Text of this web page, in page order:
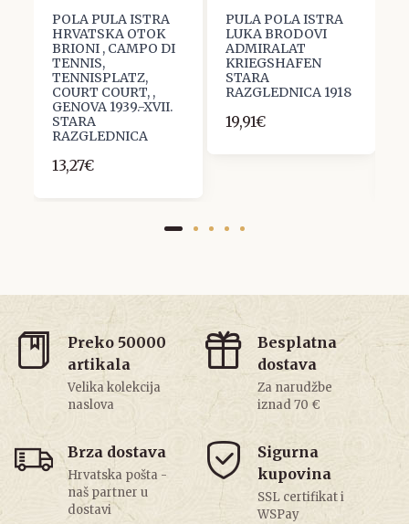
POLA PULA ISTRA
HRVATSKA OTOK
BRIONI , CAMPO DI
TENNIS,
TENNISPLATZ,
COURT COURT, ,
GENOVA 1939.-XVII.
STARA
RAZGLEDNICA
13,27€
PULA POLA ISTRA
LUKA BRODOVI
ADMIRALAT
KRIEGSHAFEN
STARA
RAZGLEDNICA 1918
19,91€
Preko 50000
artikala
Velika kolekcija
naslova
Besplatna
dostava
Za narudžbe
iznad 70 €
Brza dostava
Hrvatska pošta -
naš partner u
dostavi
Sigurna
kupovina
SSL certifikat i
WSPay